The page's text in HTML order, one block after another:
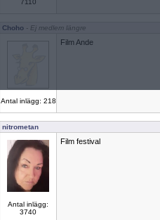
7110
Choho - Ej medlem längre
Antal inlägg: 218
Film Ande
nitrometan
Antal inlägg:
3740
Film festival